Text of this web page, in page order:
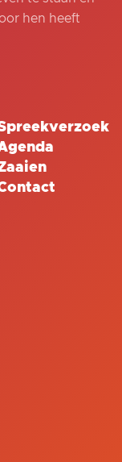
hen heeft